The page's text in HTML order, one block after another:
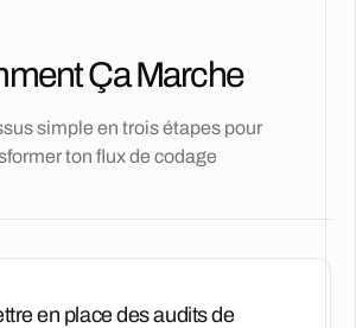
Ça Marche
simple en trois étapes pour
ton flux de codage
en place des audits de